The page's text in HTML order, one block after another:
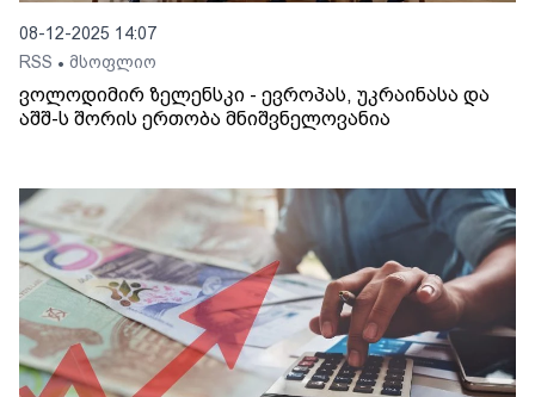
08-12-2025 14:07
RSS • მსოფლიო
ვოლოდიმირ ზელენსკი - ევროპას, უკრაინასა და
აშშ-ს შორის ერთობა მნიშვნელოვანია